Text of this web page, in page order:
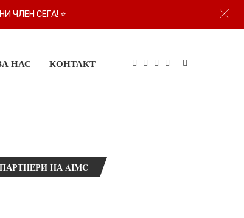
ЧЛЕН СЕГА! ⭐
НАС КОНТАКТ
ПАРТНЕРИ НА AIMC